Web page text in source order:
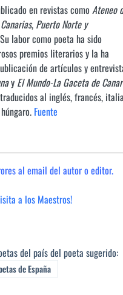
en revistas como Ateneo
, Puerto Norte y
labor como poeta ha sido
premios literarios y la ha
de artículos y
y El Mundo-La Gaceta de
al inglés, francés,
Fuente
al email del autor o editor.
a los Maestros!
del país del poeta sugerido:
de España